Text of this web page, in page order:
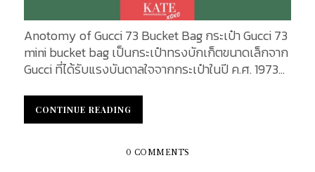
โดย Nicolas Ghesquière เปิดตัววันที่ 1 ตุลาคม 2024
ณ ลาน Cour Carrée พิพิธภัณฑ์ Louvre กรุงปารีส
ท่ามกลางบรรยากาศปารีเซียงสุดคลาสสิก​ ก่อนโชว์จะ
เริ่ม Louis Vuitton ได้เน้นย้ำความสำคัญของสถานที่
จัดแสดงว่าเป็นหัวใจทางประวัติศาสตร์ของแฟชั่น
ฝรั่งเศส ซึ่งสอดคล้องกับธีมของคอลเล็กชั่นนี้ที่พูดถึง
“Soft Power” หรือพลังอ่อนโยนของผู้หญิงยุคใหม่ ที่ใช้
เสน่ห์และแฟชั่นเป็นดั่งเกราะป้องกันและอำนาจในการ
กำหนดสังคม​ Ghesquière ได้แรงบันดาลใจจากสไตล์
ยุค ศตวรรษที่ 19 (ช่วงปี 1890s) ผสมผสานกลิ่นอาย...
Anotomy of Gucci 73 Bucket Bag กระเป๋า Gucci 73
mini bucket bag เป็นกระเป๋าทรงบักเก็ตขนาดเล็กจาก
Gucci ที่ได้รับแรงบันดาลใจจากกระเป๋าในปี ค.ศ. 1973
นี้โดดเด่นด้วยฮาร์ดแวร์ Horsebit ขนาดใหญ่ครึ่ง
วงกลมที่เป็นเอกลักษณ์ สามารถสะพายข้าง สะพายไหล่
Bucket ตัวใหม่ ให้ลึกซึ้งได้จากบทความนี้ Front
CONTINUE READING
CONTINUE READING
0 COMMENTS